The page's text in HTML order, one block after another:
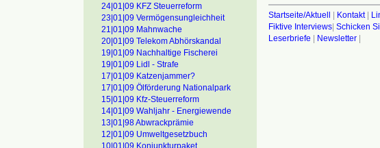
24|01|09 KFZ Steuerreform
23|01|09 Vermögensungleichheit
21|01|09 Mahnwache
20|01|09 Telekom Abhörskandal
19|01|09 Nachhaltige Fischerei
19|01|09 Lidl - Strafe
17|01|09 Katzenjammer?
17|01|09 Ölförderung Nationalpark
15|01|09 Kfz-Steuerreform
14|01|09 Wahljahr - Energiewende
13|01|98 Abwrackprämie
12|01|09 Umweltgesetzbuch
10|01|09 Konjunkturpaket
Startseite/Aktuell | Kontakt|
Fiktive Interviews| Schicken
Leserbriefe | Newsletter|